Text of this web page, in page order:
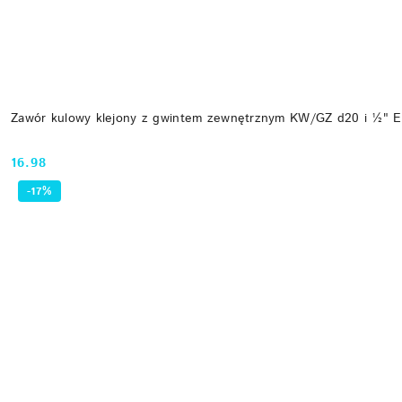
Zawór kulowy klejony z gwintem zewnętrznym KW/GZ d20 i ½"
Cena:
16.98
-17%